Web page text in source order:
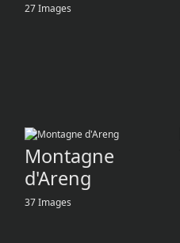
27 Images
Montagne
d'Areng
37 Images